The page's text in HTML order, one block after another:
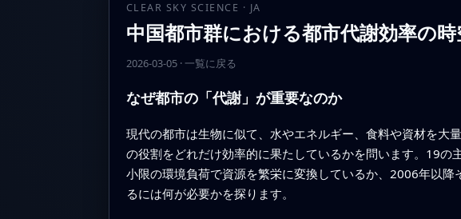
CLEAR SKY SCIENCE · JA
中国都市群における都市代謝効率の
2026-03-05· 一覧に戻る
なぜ都市の「代謝」が重要なのか
現代の都市は生物に似て、水やエネルギー、食料や資材を大
の役割をどれだけ効率的に果たしているかを問います。19
小限の環境負荷で資源を繁栄に変換しているか、2006年以
るには何が必要かを探ります。